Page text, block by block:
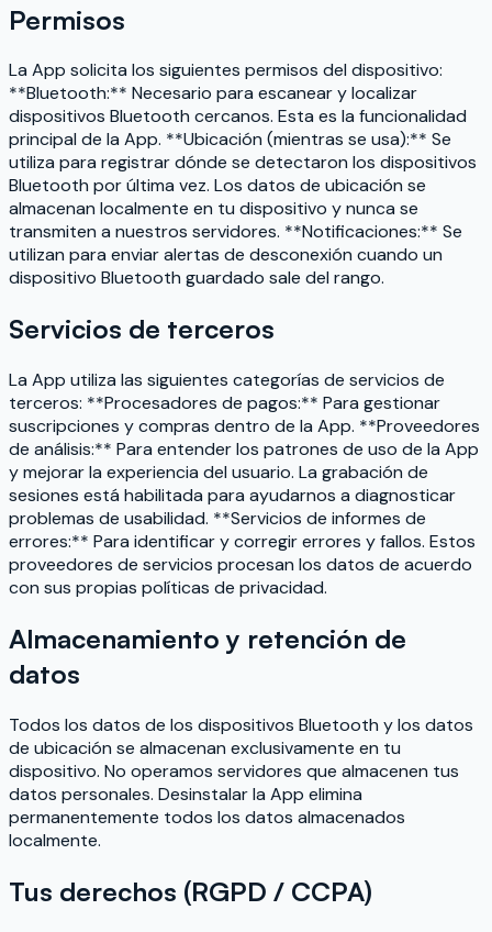
Permisos
La App solicita los siguientes permisos del dispositivo:
**Bluetooth:** Necesario para escanear y localizar
dispositivos Bluetooth cercanos. Esta es la funcionalidad
principal de la App. **Ubicación (mientras se usa):** Se
utiliza para registrar dónde se detectaron los dispositivos
Bluetooth por última vez. Los datos de ubicación se
almacenan localmente en tu dispositivo y nunca se
transmiten a nuestros servidores. **Notificaciones:** Se
utilizan para enviar alertas de desconexión cuando un
dispositivo Bluetooth guardado sale del rango.
Servicios de terceros
La App utiliza las siguientes categorías de servicios de
terceros: **Procesadores de pagos:** Para gestionar
suscripciones y compras dentro de la App. **Proveedores
de análisis:** Para entender los patrones de uso de la App
y mejorar la experiencia del usuario. La grabación de
sesiones está habilitada para ayudarnos a diagnosticar
problemas de usabilidad. **Servicios de informes de
errores:** Para identificar y corregir errores y fallos. Estos
proveedores de servicios procesan los datos de acuerdo
con sus propias políticas de privacidad.
Almacenamiento y retención de
datos
Todos los datos de los dispositivos Bluetooth y los datos
de ubicación se almacenan exclusivamente en tu
dispositivo. No operamos servidores que almacenen tus
datos personales. Desinstalar la App elimina
permanentemente todos los datos almacenados
localmente.
Tus derechos (RGPD / CCPA)